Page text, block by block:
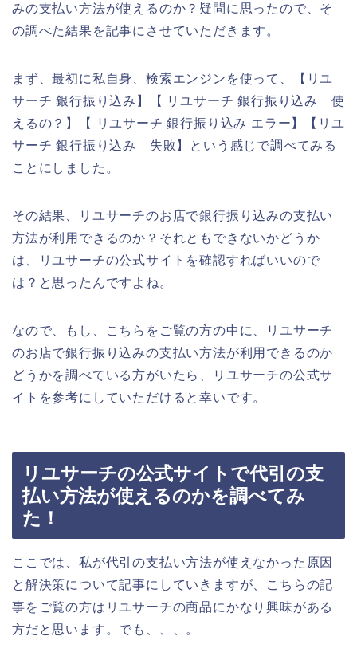
みの支払い方法が使えるのか？疑問に思ったので、そ
の調べた結果を記事にさせていただきます。
まず、最初に私自身、検索エンジンを使って、【リユ
サーチ 銀行振り込み】【 リユサーチ 銀行振り込み 使
えるの？】【 リユサーチ 銀行振り込み エラー】【リユ
サーチ 銀行振り込み 失敗】という感じで調べてみる
ことにしました。
その結果、リユサーチのお店で銀行振り込みの支払い
方法が利用できるのか？それともできないかどうか
は、リユサーチの公式サイトを確認すればいいので
は？と思ったんですよね。
なので、もし、こちらをご覧の方の中に、リユサーチ
のお店で銀行振り込みの支払い方法が利用できるのか
どうかを調べている方がいたら、リユサーチの公式サ
イトを参考にしていただけると幸いです。
リユサーチの公式サイトで代引の支
払い方法が使えるのかを調べてみ
た！
ここでは、私が代引の支払い方法が使えなかった原因
と解決策について記事にしていきますが、こちらの記
事をご覧の方はリユサーチの商品にかなり興味がある
方だと思います。でも、、、。